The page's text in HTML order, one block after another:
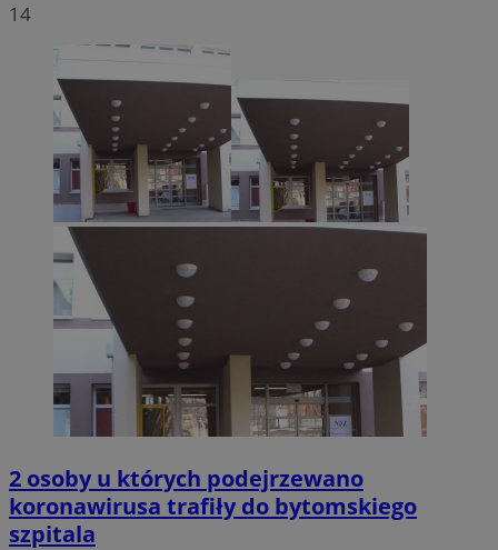
14
2 osoby u których podejrzewano
koronawirusa trafiły do bytomskiego
szpitala